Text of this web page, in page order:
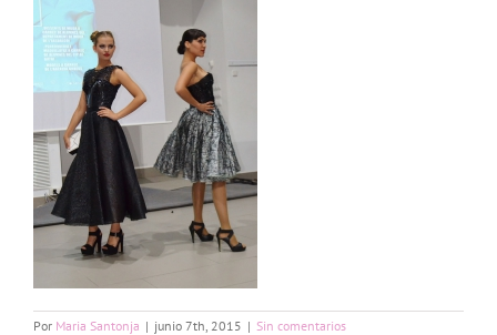
Por Maria Santonja | junio 7th, 2015 | Sin comentarios